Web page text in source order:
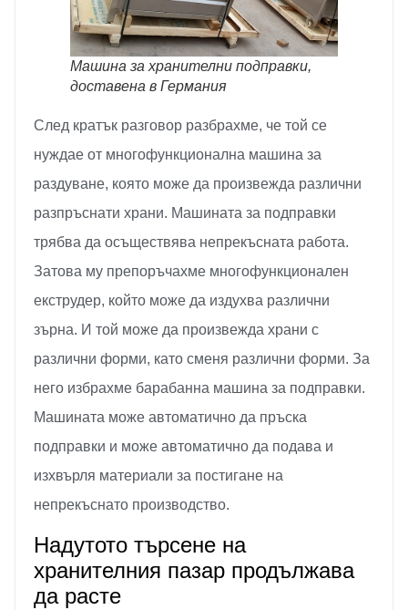
Машина за хранителни подправки,
доставена в Германия
След кратък разговор разбрахме, че той се
нуждае от многофункционална машина за
раздуване, която може да произвежда различни
разпръснати храни. Машината за подправки
трябва да осъществява непрекъсната работа.
Затова му препоръчахме многофункционален
екструдер, който може да издухва различни
зърна. И той може да произвежда храни с
различни форми, като сменя различни форми. За
него избрахме барабанна машина за подправки.
Машината може автоматично да пръска
подправки и може автоматично да подава и
изхвърля материали за постигане на
непрекъснато производство.
Надутото търсене на
хранителния пазар продължава
да расте